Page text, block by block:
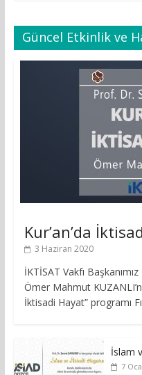
Güncel Etkinlik ve
Kur’an’da
3 Haziran 2020
İKTİSAT Vakfı
Ömer Mahmut
İktisadi Hayat” programı
İslam
7